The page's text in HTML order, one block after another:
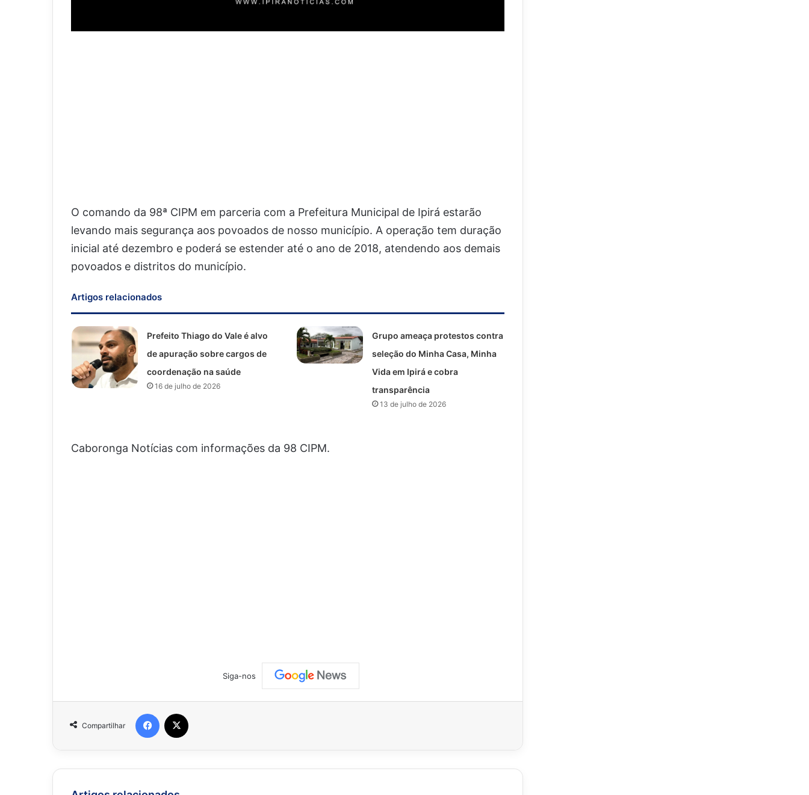
O comando da 98ª CIPM em parceria com a Prefeitura Municipal de Ipirá estarão
levando mais segurança aos povoados de nosso município. A operação tem duração
inicial até dezembro e poderá se estender até o ano de 2018, atendendo aos demais
povoados e distritos do município.
Artigos relacionados
Prefeito Thiago do Vale é alvo
de apuração sobre cargos de
coordenação na saúde
16 de julho de 2026
Grupo ameaça protestos contra
seleção do Minha Casa, Minha
Vida em Ipirá e cobra
transparência
13 de julho de 2026
Caboronga Notícias com informações da 98 CIPM.
Siga-nos
Compartilhar